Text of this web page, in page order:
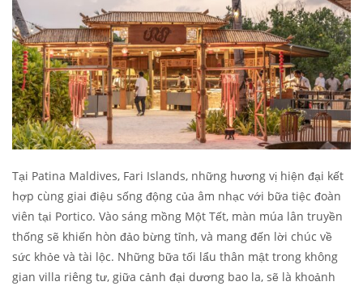
Tại Patina Maldives, Fari Islands, những hương vị hiện đại kết
hợp cùng giai điệu sống động của âm nhạc với bữa tiệc đoàn
viên tại Portico. Vào sáng mồng Một Tết, màn múa lân truyền
thống sẽ khiến hòn đảo bừng tỉnh, và mang đến lời chúc về
sức khỏe và tài lộc. Những bữa tối lẩu thân mật trong không
gian villa riêng tư, giữa cảnh đại dương bao la, sẽ là khoảnh